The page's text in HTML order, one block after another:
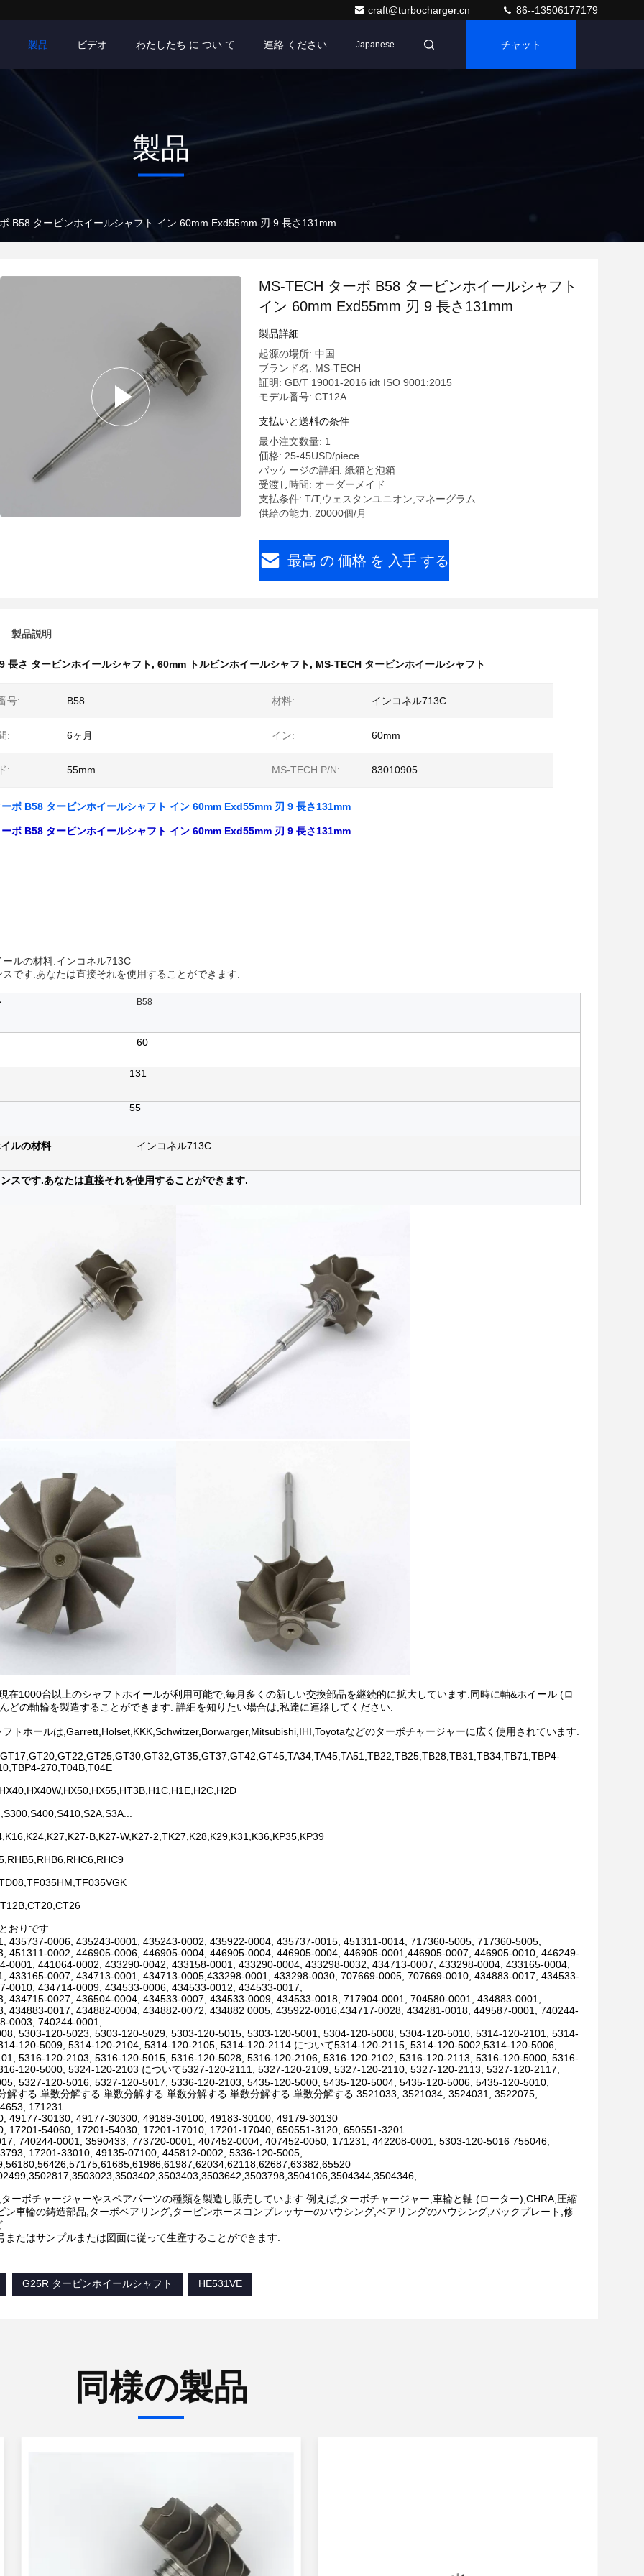
craft@turbocharger.cn 86--13506177179
製品 ビデオ わたしたち に つい て 連絡 ください Japanese チャット
製品
B58 タービンホイールシャフト イン 60mm Exd55mm 刃 9 長さ131mm
MS-TECH ターボ B58 タービンホイールシャフト
イン 60mm Exd55mm 刃 9 長さ131mm
製品詳細
起源の場所: 中国
ブランド名: MS-TECH
証明: GB/T 19001-2016 idt ISO 9001:2015
モデル番号: CT12A
支払いと送料の条件
最小注文数量: 1
価格: 25-45USD/piece
パッケージの詳細: 紙箱と泡箱
受渡し時間: オーダーメイド
支払条件: T/T,ウェスタンユニオン,マネーグラム
供給の能力: 20000個/月
最高 の 価格 を 入手 する
製品説明
9 長さ タービンホイールシャフト, 60mm トルビンホイールシャフト, MS-TECH タービンホイールシャフト
号: B58 材料: インコネル713C
: 6ヶ月 イン: 60mm
: 55mm MS-TECH P/N: 83010905
ボ B58 タービンホイールシャフト イン 60mm Exd55mm 刃 9 長さ131mm
ボ B58 タービンホイールシャフト イン 60mm Exd55mm 刃 9 長さ131mm
ルの材料:インコネル713C
です.あなたは直接それを使用することができます.
B58
60
131
55
ルの材料 インコネル713C
スです.あなたは直接それを使用することができます.
在1000台以上のシャフトホイールが利用可能で,毎月多くの新しい交換部品を継続的に拡大しています.同時に軸&ホイール (ロ
どの軸輪を製造することができます. 詳細を知りたい場合は,私達に連絡してください.
トホールは,Garrett,Holset,KKK,Schwitzer,Borwarger,Mitsubishi,IHI,Toyotaなどのターボチャージャーに広く使用されています.
270,T04B,T04E
B,K27-W,K27-2,TK27,K28,K29,K31,K36,KP35,KP39
おりです
435737-0006, 435243-0001, 435243-0002, 435922-0004, 435737-0015, 451311-0014, 717360-5005, 717360-5005,
451311-0002, 446905-0006, 446905-0004, 446905-0004, 446905-0004, 446905-0001,446905-0007, 446905-0010, 446249-
0001, 441064-0002, 433290-0042, 433158-0001, 433290-0004, 433298-0032, 434713-0007, 433298-0004, 433165-0004,
433165-0007, 434713-0001, 434713-0005,433298-0001, 433298-0030, 707669-0005, 707669-0010, 434883-0017, 434533-
0010, 434714-0009, 434533-0006, 434533-0012, 434533-0017,
434715-0027, 436504-0004, 434533-0007, 434533-0009, 434533-0018, 717904-0001, 704580-0001, 434883-0001,
434883-0017, 434882-0004, 434882-0072, 434882 0005, 435922-0016,434717-0028, 434281-0018, 449587-0001, 740244-
0003, 740244-0001,
5303-120-5023, 5303-120-5029, 5303-120-5015, 5303-120-5001, 5304-120-5008, 5304-120-5010, 5314-120-2101, 5314-
120-5009, 5314-120-2104, 5314-120-2105, 5314-120-2114 について5314-120-2115, 5314-120-5002,5314-120-5006,
5316-120-2103, 5316-120-5015, 5316-120-5028, 5316-120-2106, 5316-120-2102, 5316-120-2113, 5316-120-5000, 5316-
120-5000, 5324-120-2103 について5327-120-2111, 5327-120-2109, 5327-120-2110, 5327-120-2113, 5327-120-2117,
5327-120-5016, 5327-120-5017, 5336-120-2103, 5435-120-5000, 5435-120-5004, 5435-120-5006, 5435-120-5010,
解する 単数分解する 単数分解する 単数分解する 単数分解する 単数分解する 3521033, 3521034, 3524031, 3522075,
171231
49177-30130, 49177-30300, 49189-30100, 49183-30100, 49179-30130
17201-54060, 17201-54030, 17201-17010, 17201-17040, 650551-3120, 650551-3201
740244-0001, 3590433, 773720-0001, 407452-0004, 407452-0050, 171231, 442208-0001, 5303-120-5016 755046,
17201-33010, 49135-07100, 445812-0002, 5336-120-5005,
ーボチャージャーやスペアパーツの種類を製造し販売しています.例えば,ターボチャージャー,車輪と軸 (ローター),CHRA,圧縮
ン車輪の鋳造部品,ターボベアリング,タービンホースコンプレッサーのハウシング,ベアリングのハウシング,バックプレート,修
またはサンプルまたは図面に従って生産することができます.
G25R タービンホイールシャフト HE531VE
同様の製品